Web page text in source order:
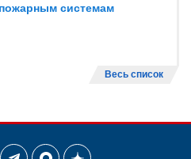
системам
Весь список